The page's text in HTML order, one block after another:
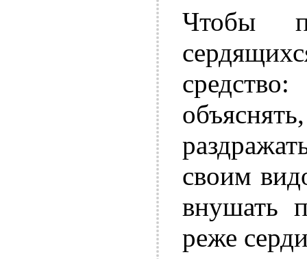
Чтобы
своим
внушать
реже